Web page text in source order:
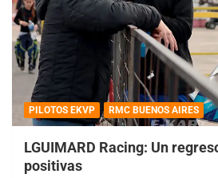
PILOTOS EKVP RMC BUENOS AIRES
LGUIMARD Racing: Un
positivas